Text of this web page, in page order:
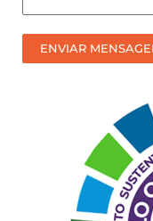
prefere
receber
nosso
ENVIAR